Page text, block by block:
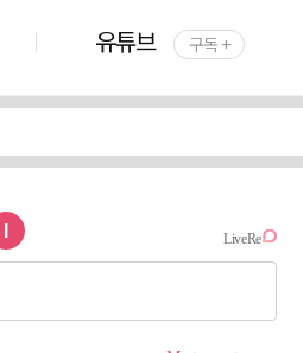
유튜브 구독 +